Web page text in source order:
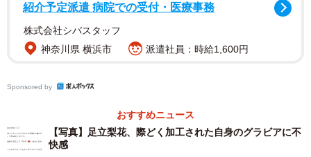
紹介予定派遣 病院での受付・医療事務
株式会社シバスタッフ
神奈川県 横浜市
派遣社員：時給1,600円
Sponsored by
おすすめニュース
【写真】足立梨花、際どく加工された自身のグラビアに不
快感